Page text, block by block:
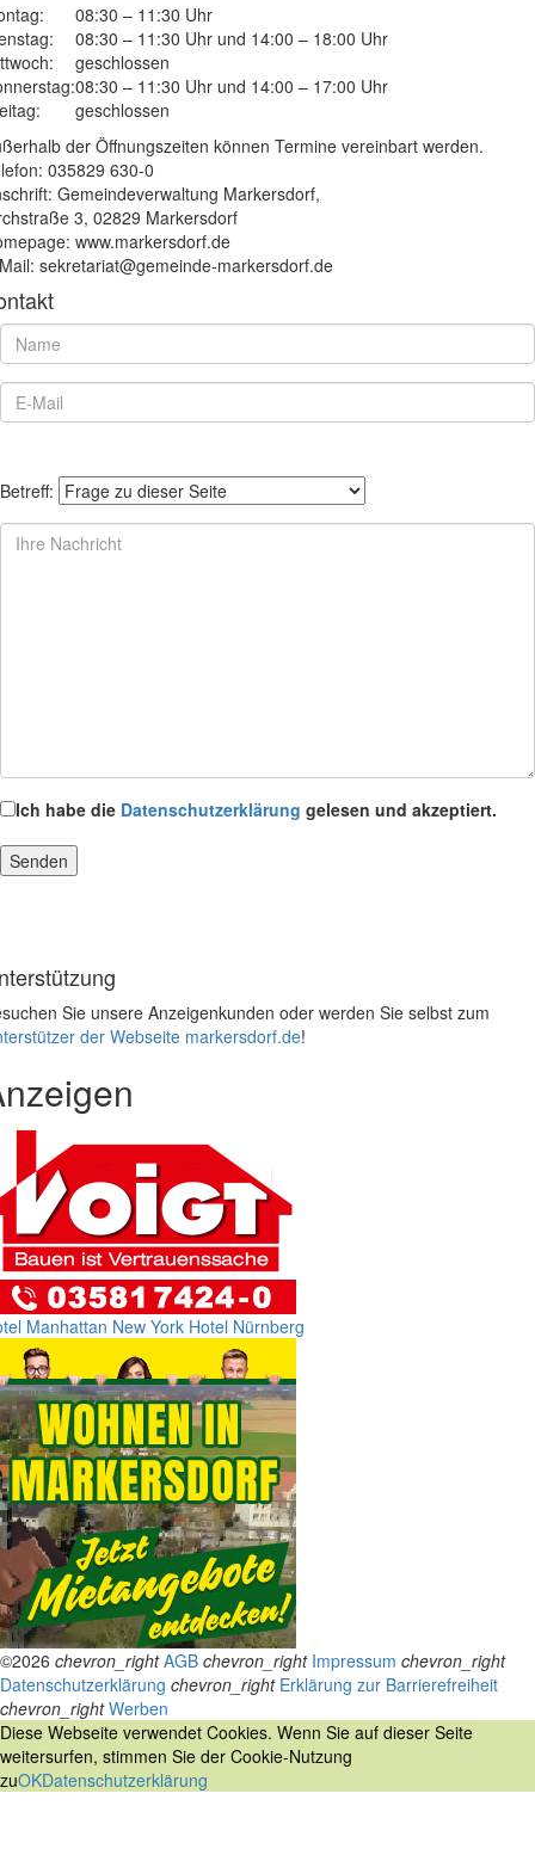
08:30 – 11:30 Uhr
08:30 – 11:30 Uhr und 14:00 – 18:00 Uhr
geschlossen
08:30 – 11:30 Uhr und 14:00 – 17:00 Uhr
geschlossen
der Öffnungszeiten können Termine vereinbart werden.
035829 630-0
Gemeindeverwaltung Markersdorf,
3, 02829 Markersdorf
www.markersdorf.de
sekretariat@gemeinde-markersdorf.de
Betreff:
Ich habe die Datenschutzerklärung gelesen und akzeptiert.
Sie unsere Anzeigenkunden oder werden Sie selbst zum
der Webseite markersdorf.de!
Manhattan New York Hotel Nürnberg
©2026 chevron_right AGB chevron_right Impressum chevron_right
Datenschutzerklärung chevron_right Erklärung zur Barrierefreiheit
chevron_right Werben
Diese Webseite verwendet Cookies. Wenn Sie auf dieser Seite
weitersurfen, stimmen Sie der Cookie-Nutzung
zuOKDatenschutzerklärung